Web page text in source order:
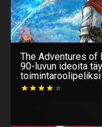
The Adventures of
90-luvun ideoita
toimintaroolipeliksi